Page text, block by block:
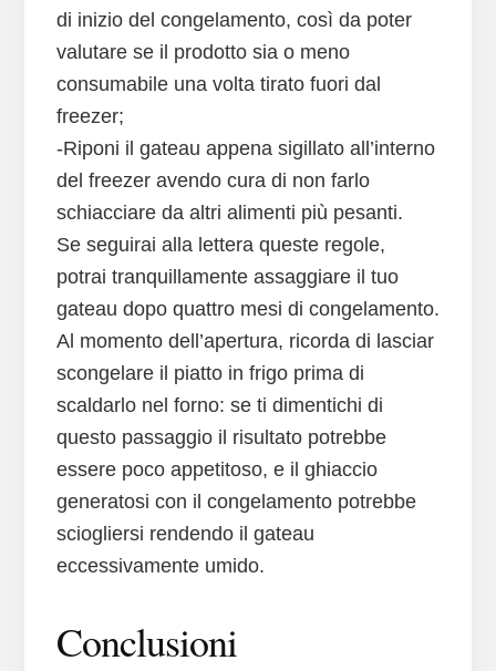
di inizio del congelamento, così da poter
valutare se il prodotto sia o meno
consumabile una volta tirato fuori dal
freezer;
-Riponi il gateau appena sigillato all’interno
del freezer avendo cura di non farlo
schiacciare da altri alimenti più pesanti.
Se seguirai alla lettera queste regole,
potrai tranquillamente assaggiare il tuo
gateau dopo quattro mesi di congelamento.
Al momento dell’apertura, ricorda di lasciar
scongelare il piatto in frigo prima di
scaldarlo nel forno: se ti dimentichi di
questo passaggio il risultato potrebbe
essere poco appetitoso, e il ghiaccio
generatosi con il congelamento potrebbe
sciogliersi rendendo il gateau
eccessivamente umido.
Conclusioni